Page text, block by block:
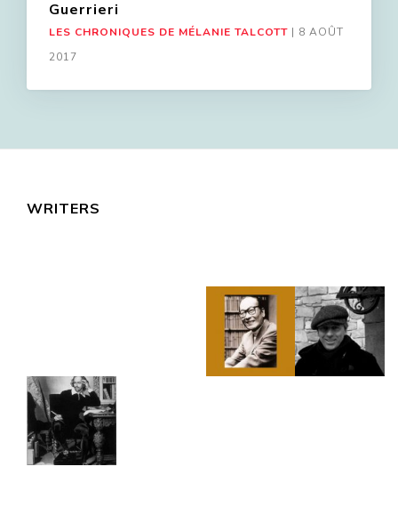
Guerrieri
LES CHRONIQUES DE MÉLANIE TALCOTT | 8 AOÛT
2017
WRITERS